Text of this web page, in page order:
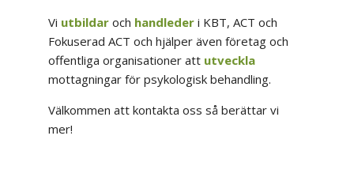
Vi utbildar och handleder i KBT, ACT och
Fokuserad ACT och hjälper även företag och
offentliga organisationer att utveckla
mottagningar för psykologisk behandling.
Välkommen att kontakta oss så berättar vi
mer!